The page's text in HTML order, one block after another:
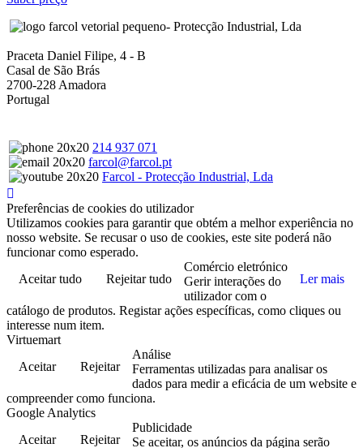
- Protecção Industrial, Lda
Praceta Daniel Filipe, 4 - B
Casal de São Brás
2700-228 Amadora
Portugal
214 937 071
farcol@farcol.pt
Farcol - Protecção Industrial, Lda
Preferências de cookies do utilizador
Utilizamos cookies para garantir que obtém a melhor experiência no
nosso website. Se recusar o uso de cookies, este site poderá não
funcionar como esperado.
Aceitar tudo
Rejeitar tudo Ler mais
Comércio eletrónico
Gerir interações do
utilizador com o
catálogo de produtos. Registar ações específicas, como cliques ou
interesse num item.
Virtuemart
Aceitar
Rejeitar
Análise
Ferramentas utilizadas para analisar os
dados para medir a eficácia de um website e
compreender como funciona.
Google Analytics
Aceitar
Rejeitar
Publicidade
Se aceitar, os anúncios da página serão